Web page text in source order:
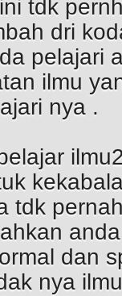
tdk
dri
pelajari
ilmu
nya .
tdk
dan
nya